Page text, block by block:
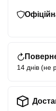
14 днів (не